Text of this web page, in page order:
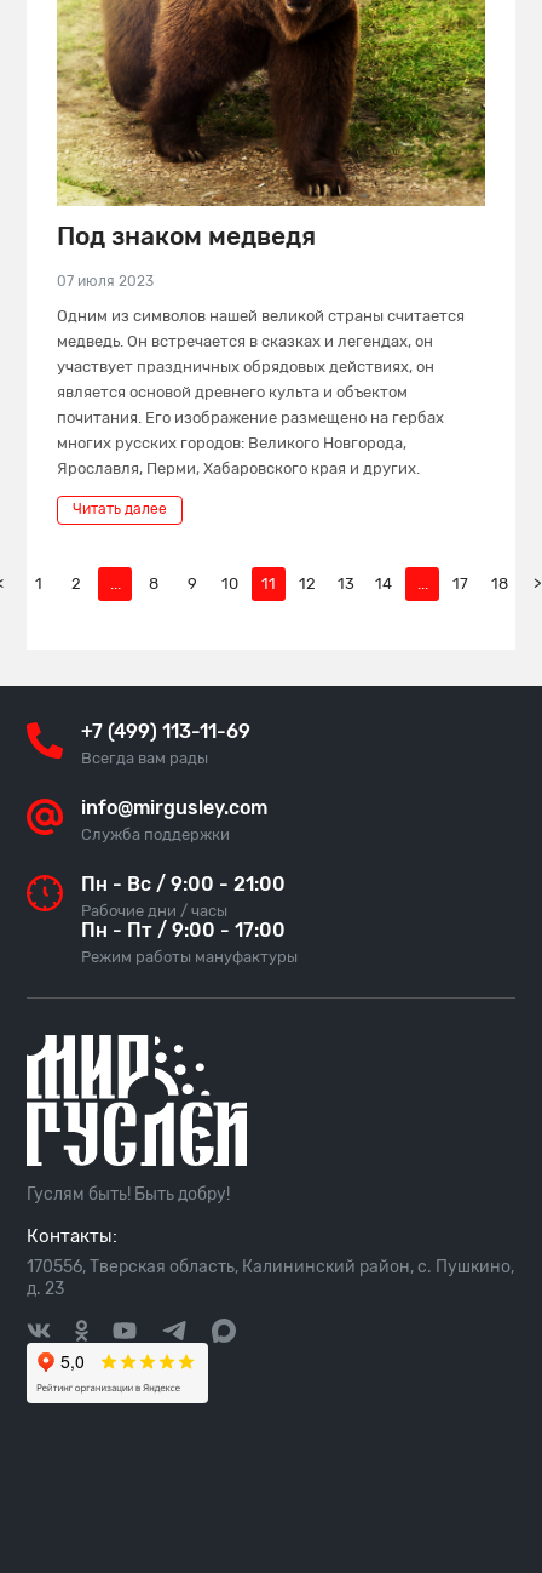
Под знаком медведя
07 июля 2023
Одним из символов нашей великой страны считается
медведь. Он встречается в сказках и легендах, он
участвует праздничных обрядовых действиях, он
является основой древнего культа и объектом
почитания. Его изображение размещено на гербах
многих русских городов: Великого Новгорода,
Ярославля, Перми, Хабаровского края и других.
Читать далее
1 2 ... 8 9 10 11 12 13 14 ... 17 18 >
+7 (499) 113-11-69
Всегда вам рады
info@mirgusley.com
Служба поддержки
Пн - Вс / 9:00 - 21:00
Рабочие дни / часы
Пн - Пт / 9:00 - 17:00
Режим работы мануфактуры
Гуслям быть! Быть добру!
Контакты:
170556, Тверская область, Калининский район, с. Пушкино,
д. 23